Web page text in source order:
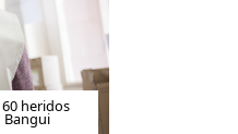
heridos
Bangui